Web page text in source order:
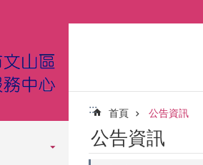
::: 首頁 公告資訊
公告資訊